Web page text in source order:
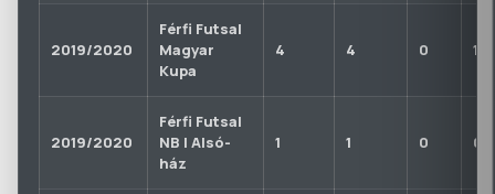
2019/2020
Férfi Futsal
Magyar
Kupa
4 4 0 1
2019/2020
Férfi Futsal
NB I Alsó-
ház
1 1 0 0